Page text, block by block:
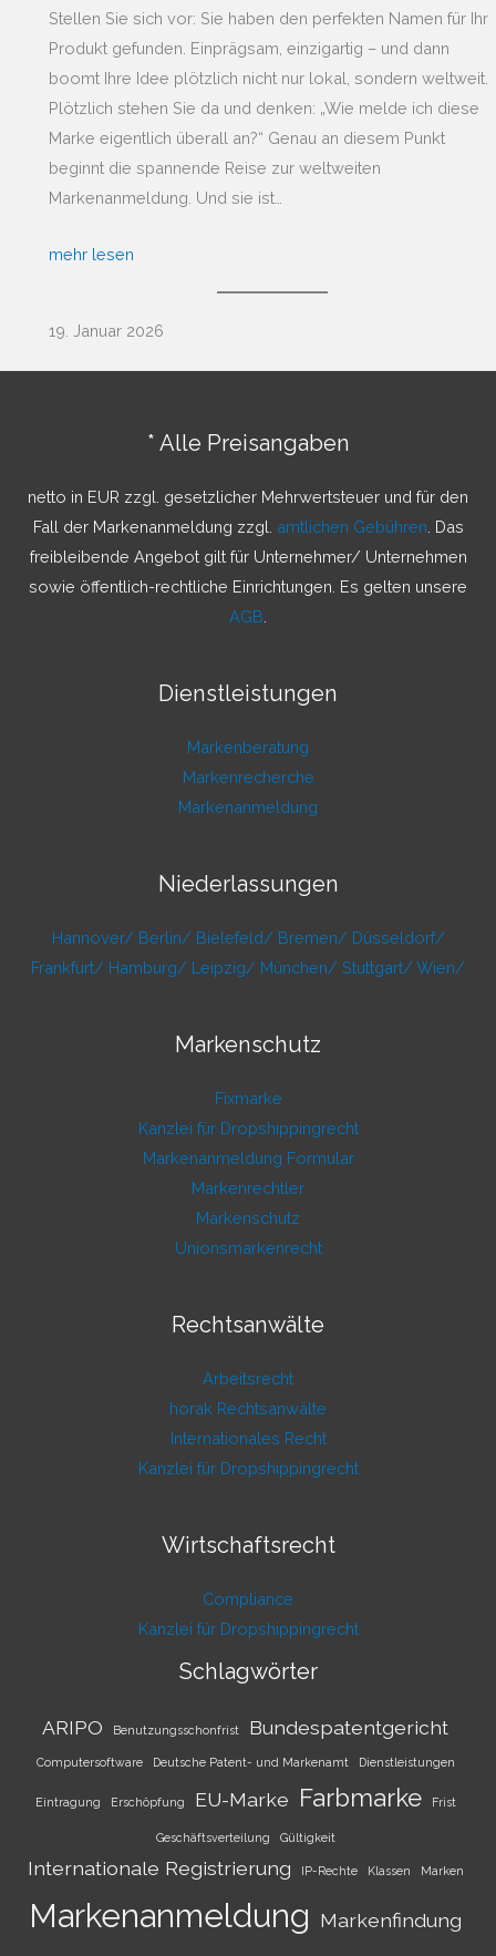
Stellen Sie sich vor: Sie haben den perfekten Namen für Ihr
Produkt gefunden. Einprägsam, einzigartig – und dann
boomt Ihre Idee plötzlich nicht nur lokal, sondern weltweit.
Plötzlich stehen Sie da und denken: „Wie melde ich diese
Marke eigentlich überall an?“ Genau an diesem Punkt
beginnt die spannende Reise zur weltweiten
Markenanmeldung. Und sie ist…
mehr lesen
19. Januar 2026
* Alle Preisangaben
netto in EUR zzgl. gesetzlicher Mehrwertsteuer und für den
Fall der Markenanmeldung zzgl. amtlichen Gebühren . Das
freibleibende Angebot gilt für Unternehmer/ Unternehmen
sowie öffentlich-rechtliche Einrichtungen. Es gelten unsere
AGB
Dienstleistungen
Markenberatung
Markenrecherche
Markenanmeldung
Niederlassungen
Hannover/ Berlin/ Bielefeld/ Bremen/ Düsseldorf/
Frankfurt/ Hamburg/ Leipzig/ München/ Stuttgart/ Wien/
Markenschutz
Fixmarke
Kanzlei für Dropshippingrecht
Markenanmeldung Formular
Markenrechtler
Markenschutz
Unionsmarkenrecht
Rechtsanwälte
Arbeitsrecht
horak Rechtsanwälte
Internationales Recht
Kanzlei für Dropshippingrecht
Wirtschaftsrecht
Compliance
Kanzlei für Dropshippingrecht
Schlagwörter
ARIPO Benutzungsschonfrist Bundespatentgericht
Computersoftware Deutsche Patent- und Markenamt Dienstleistungen
Eintragung Erschöpfung EU-Marke Farbmarke Frist
Geschäftsverteilung Gültigkeit
Internationale Registrierung IP-Rechte Klassen Marken
Markenanmeldung Markenfindung